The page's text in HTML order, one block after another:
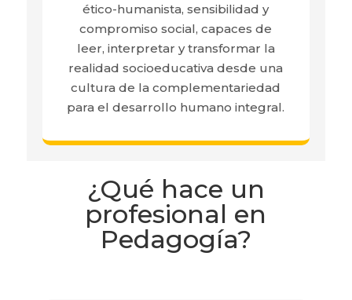
ético-humanista, sensibilidad y
compromiso social, capaces de
leer, interpretar y transformar la
realidad socioeducativa desde una
cultura de la complementariedad
para el desarrollo humano integral.
¿Qué hace un
profesional en
Pedagogía?